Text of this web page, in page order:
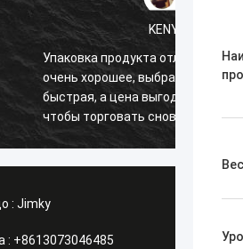
KENY
отличная, качество
выбранная доставка
выгодная. Я вернусь,
снова. Спасибо,
за все, что вы
: Jimky
: +8613073046485
Вес